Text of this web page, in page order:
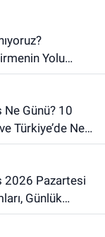
Yolu
Sırları
Günü? 10 Ağustos Ne Burcu?
Günlük